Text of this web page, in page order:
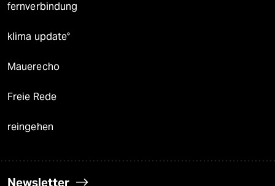
fernverbindung
klima update°
Mauerecho
Freie Rede
reingehen
Newsletter